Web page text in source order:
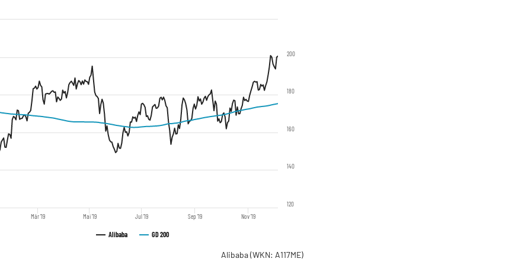
Alibaba GD 200
Mär '19 Mai '19 Jul '19 Sep '19 Nov '19
120
140
160
180
200
Alibaba(WKN: A117ME)